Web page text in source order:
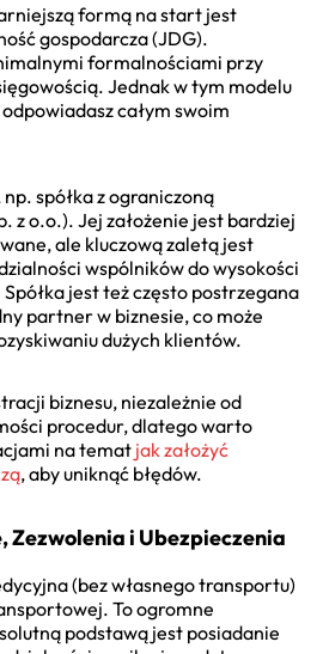
formą na start jest
gospodarcza (JDG).
formalnościami przy
Jednak w tym modelu
całym swoim
spółka z ograniczoną
z o.o.). Jej założenie jest bardziej
ale kluczową zaletą jest
wspólników do wysokości
jest też często postrzegana
partner w biznesie, co może
dużych klientów.
biznesu, niezależnie od
procedur, dlatego warto
na temat jak założyć
, aby uniknąć błędów.
Zezwolenia i Ubezpieczenia
(bez własnego transportu)
To ogromne
podstawą jest posiadanie